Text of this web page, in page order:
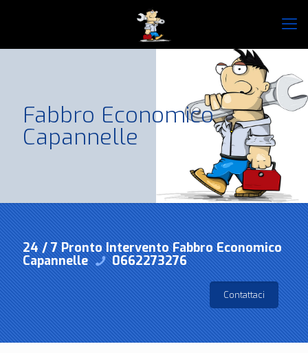
Fabbro Economico
Capannelle
24 / 7 Pronto Intervento Fabbro Economico
Capannelle 0662273276
Contattaci